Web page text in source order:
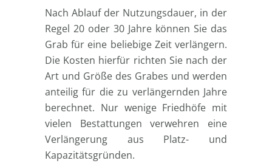
Nach Ablauf der Nutzungsdauer, in der
Regel 20 oder 30 Jahre können Sie das
Grab für eine beliebige Zeit verlängern.
Die Kosten hierfür richten Sie nach der
Art und Größe des Grabes und werden
anteilig für die zu verlängernden Jahre
berechnet. Nur wenige Friedhöfe mit
vielen Bestattungen verwehren eine
Verlängerung aus Platz- und
Kapazitätsgründen.